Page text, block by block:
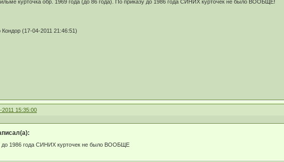
курточка обр. 1969 года (до 86 года). По приказу до 1986 года СИНИХ курточек не было ВООБЩЕ!
Кондор (17-04-2011 21:46:51)
2011 15:35:00
до 1986 года СИНИХ курточек не было ВООБЩЕ